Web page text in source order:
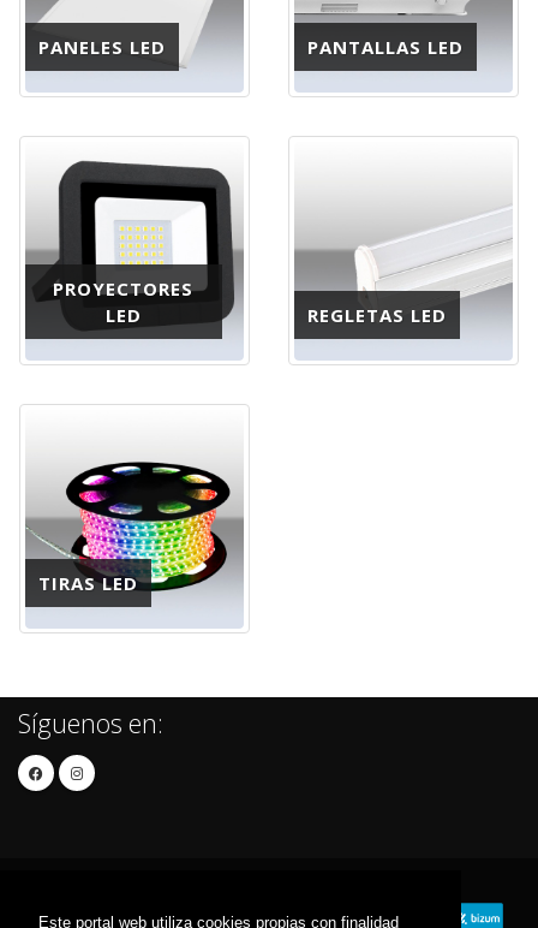
Este portal web utiliza cookies propias con finalidad
PANELES LED PANTALLAS LED
PROYECTORES
LED
REGLETAS LED
TIRAS LED
Síguenos en: